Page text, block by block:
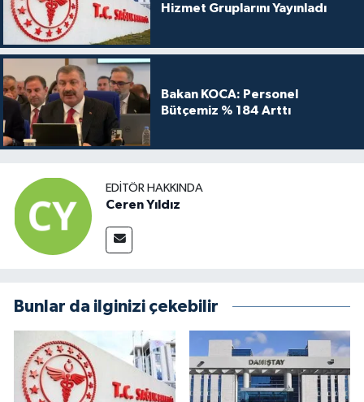
Hizmet Gruplarını Yayınladı
Bakan KOCA: Personel
Bütçemiz % 184 Arttı
EDITÖR HAKKINDA
Ceren Yıldız
Bunlar da ilginizi çekebilir